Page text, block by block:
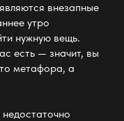
внезапные
утро
нужную вещь.
есть — значит, вы
метафора, а